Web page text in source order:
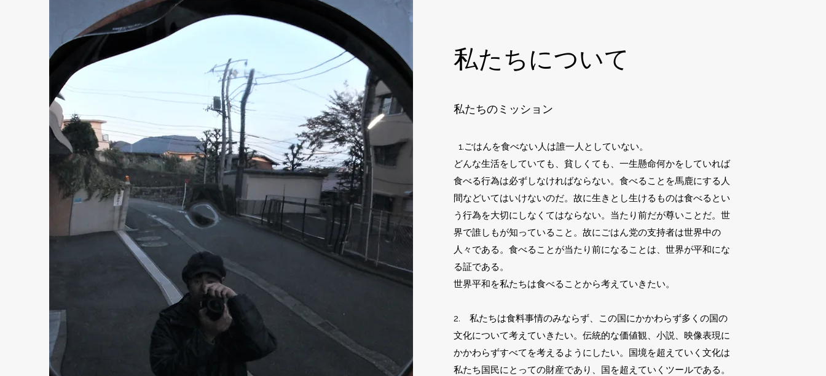
私たちについて
私たちのミッション
1.ごはんを食べない人は誰一人としていない。
どんな生活をしていても、貧しくても、一生懸命何かをしていれば
食べる行為は必ずしなければならない。食べることを馬鹿にする人
間などいてはいけないのだ。故に生きとし生けるものは食べるとい
う行為を大切にしなくてはならない。当たり前だが尊いことだ。世
界で誰しもが知っていること。故にごはん党の支持者は世界中の
人々である。食べることが当たり前になることは、世界が平和にな
る証である。
​世界平和を私たちは食べることから考えていきたい。
2. 私たちは食料事情のみならず、この国にかかわらず多くの国の
文化について考えていきたい。伝統的な価値観、小説、映像表現に
かかわらずすべてを考えるようにしたい。国境を超えていく文化は
私たち国民にとっての財産であり、国を超えていくツールである。